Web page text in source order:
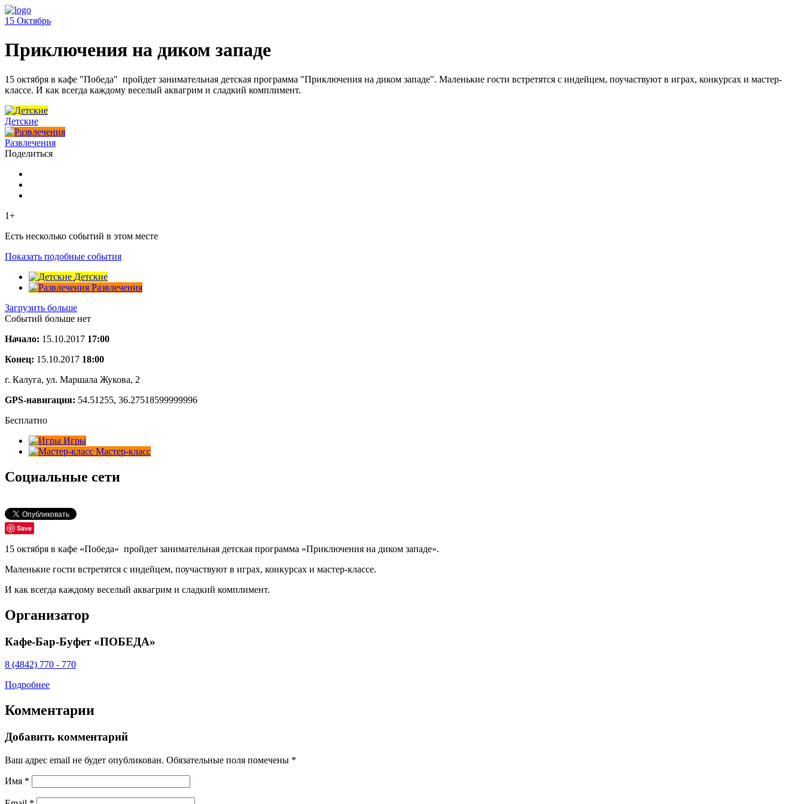
15 Октябрь
Приключения на диком западе
15 октября в кафе "Победа" пройдет занимательная детская программа "Приключения на диком западе". Маленькие гости встретятся с индейцем, поучаствуют в играх, конкурсах и мастер-
классе. И как всегда каждому веселый аквагрим и сладкий комплимент.
Детские
Развлечения
Поделиться
1+
Есть несколько событий в этом месте
Показать подобные события
Детские
Развлечения
Загрузить больше
Событий больше нет
Начало: 15.10.2017 17:00
Конец: 15.10.2017 18:00
г. Калуга, ул. Маршала Жукова, 2
GPS-навигация: 54.51255, 36.27518599999996
Бесплатно
Игры
Мастер-класс
Социальные сети
Save
15 октября в кафе «Победа» пройдет занимательная детская программа «Приключения на диком западе».
Маленькие гости встретятся с индейцем, поучаствуют в играх, конкурсах и мастер-классе.
И как всегда каждому веселый аквагрим и сладкий комплимент.
Организатор
Кафе-Бар-Буфет «ПОБЕДА»
8 (4842) 770 - 770
Подробнее
Комментарии
Добавить комментарий
Ваш адрес email не будет опубликован. Обязательные поля помечены *
Имя *